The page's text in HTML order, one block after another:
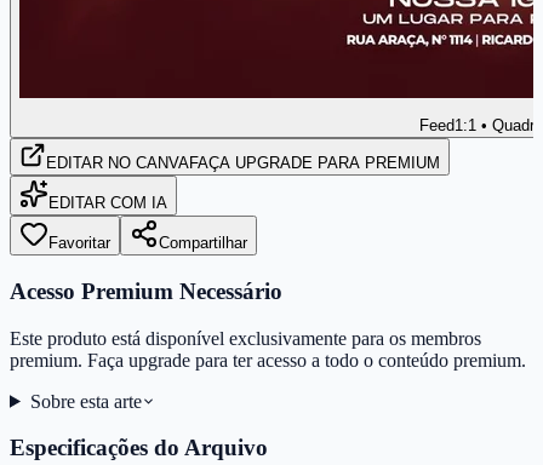
Feed1:1 •
EDITAR NO CANVAFAÇA UPGRADE PARA PREMIUM
EDITAR COM IA
Favoritar Compartilhar
Acesso Premium Necessário
Este produto está disponível exclusivamente para os membros
premium. Faça upgrade para ter acesso a todo o conteúdo premium.
Sobre esta arte
Especificações do Arquivo